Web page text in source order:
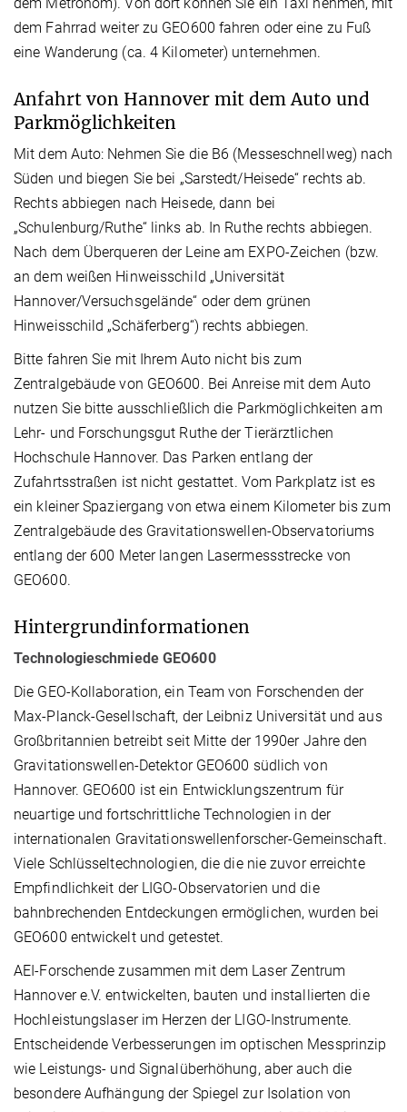
dem Fahrrad weiter zu GEO600 fahren oder eine zu Fuß
eine Wanderung (ca. 4 Kilometer) unternehmen.
Anfahrt von Hannover mit dem Auto und
Parkmöglichkeiten
Mit dem Auto: Nehmen Sie die B6 (Messeschnellweg) nach
Süden und biegen Sie bei „Sarstedt/Heisede“ rechts ab.
Rechts abbiegen nach Heisede, dann bei
„Schulenburg/Ruthe“ links ab. In Ruthe rechts abbiegen.
Nach dem Überqueren der Leine am EXPO-Zeichen (bzw.
an dem weißen Hinweisschild „Universität
Hannover/Versuchsgelände“ oder dem grünen
Hinweisschild „Schäferberg“) rechts abbiegen.
Bitte fahren Sie mit Ihrem Auto nicht bis zum
Zentralgebäude von GEO600. Bei Anreise mit dem Auto
nutzen Sie bitte ausschließlich die Parkmöglichkeiten am
Lehr- und Forschungsgut Ruthe der Tierärztlichen
Hochschule Hannover. Das Parken entlang der
Zufahrtsstraßen ist nicht gestattet. Vom Parkplatz ist es
ein kleiner Spaziergang von etwa einem Kilometer bis zum
Zentralgebäude des Gravitationswellen-Observatoriums
entlang der 600 Meter langen Lasermessstrecke von
GEO600.
Hintergrundinformationen
Technologieschmiede GEO600
Die GEO-Kollaboration, ein Team von Forschenden der
Max-Planck-Gesellschaft, der Leibniz Universität und aus
Großbritannien betreibt seit Mitte der 1990er Jahre den
Gravitationswellen-Detektor GEO600 südlich von
Hannover. GEO600 ist ein Entwicklungszentrum für
neuartige und fortschrittliche Technologien in der
internationalen Gravitationswellenforscher-Gemeinschaft.
Viele Schlüsseltechnologien, die die nie zuvor erreichte
Empfindlichkeit der LIGO-Observatorien und die
bahnbrechenden Entdeckungen ermöglichen, wurden bei
GEO600 entwickelt und getestet.
AEI-Forschende zusammen mit dem Laser Zentrum
Hannover e.V. entwickelten, bauten und installierten die
Hochleistungslaser im Herzen der LIGO-Instrumente.
Entscheidende Verbesserungen im optischen Messprinzip
wie Leistungs- und Signalüberhöhung, aber auch die
besondere Aufhängung der Spiegel zur Isolation von